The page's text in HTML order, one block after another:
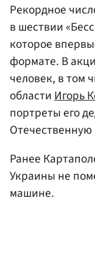
Рекордное
в шествии
которое
формате. В
человек, в том
областиИгорь
портреты его
Отечественную
Ранее
Украины не
машине.